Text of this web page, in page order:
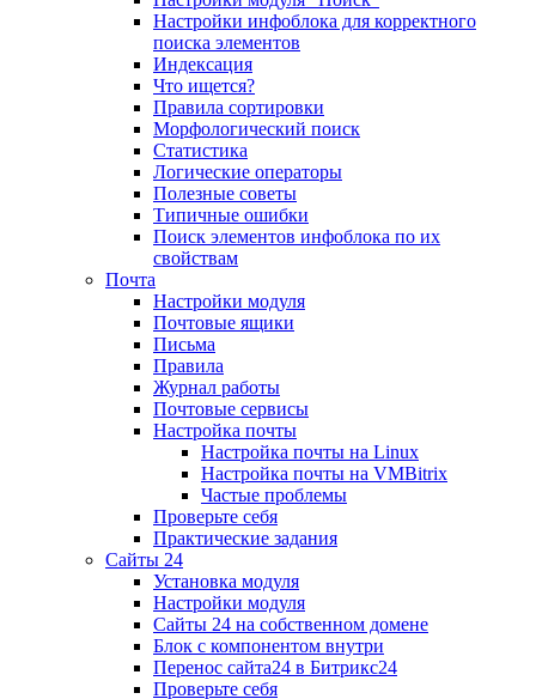
Настройки инфоблока для корректного
поиска элементов
Индексация
Что ищется?
Правила сортировки
Морфологический поиск
Статистика
Логические операторы
Полезные советы
Типичные ошибки
Поиск элементов инфоблока по их
свойствам
Почта
Настройки модуля
Почтовые ящики
Письма
Правила
Журнал работы
Почтовые сервисы
Настройка почты
Настройка почты на Linux
Настройка почты на VMBitrix
Частые проблемы
Проверьте себя
Практические задания
Сайты 24
Установка модуля
Настройки модуля
Сайты 24 на собственном домене
Блок с компонентом внутри
Перенос сайта24 в Битрикс24
Проверьте себя